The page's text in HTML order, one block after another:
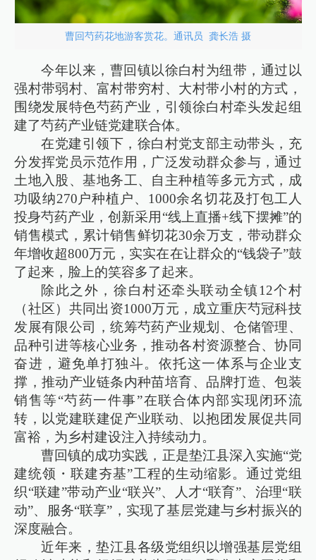
曹回芍药花地游客赏花。通讯员 龚长浩 摄
今年以来，曹回镇以徐白村为纽带，通过以
强村带弱村、富村带穷村、大村带小村的方式，
围绕发展特色芍药产业，引领徐白村牵头发起组
建了芍药产业链党建联合体。
在党建引领下，徐白村党支部主动带头，充
分发挥党员示范作用，广泛发动群众参与，通过
土地入股、基地务工、自主种植等多元方式，成
功吸纳270户种植户、1000余名切花及打包工人
投身芍药产业，创新采用“线上直播+线下摆摊”的
销售模式，累计销售鲜切花30余万支，带动群众
年增收超800万元，实实在在让群众的“钱袋子”鼓
了起来，脸上的笑容多了起来。
除此之外，徐白村还牵头联动全镇12个村
（社区）共同出资1000万元，成立重庆芍冠科技
发展有限公司，统筹芍药产业规划、仓储管理、
品种引进等核心业务，推动各村资源整合、协同
奋进，避免单打独斗。依托这一体系与企业支
撑，推动产业链条内种苗培育、品牌打造、包装
销售等“芍药一件事”在联合体内部实现闭环流
转，以党建联建促产业联动、以抱团发展促共同
富裕，为乡村建设注入持续动力。
曹回镇的成功实践，正是垫江县深入实施“党
建统领・联建夯基”工程的生动缩影。通过党组
织“联建”带动产业“联兴”、人才“联育”、治理“联
动”、服务“联享”，实现了基层党建与乡村振兴的
深度融合。
近年来，垫江县各级党组织以增强基层党组